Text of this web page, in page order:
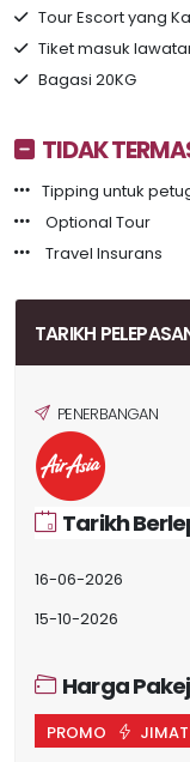
Tour Escort yang
Tiket masuk
Bagasi 20KG
TIDAK
Tipping untuk
Optional Tour
Travel Insurans
TARIKH
PENERBANGAN
Tarikh
16-06-2026
15-10-2026
Harga Pakej
PROMO JIMAT